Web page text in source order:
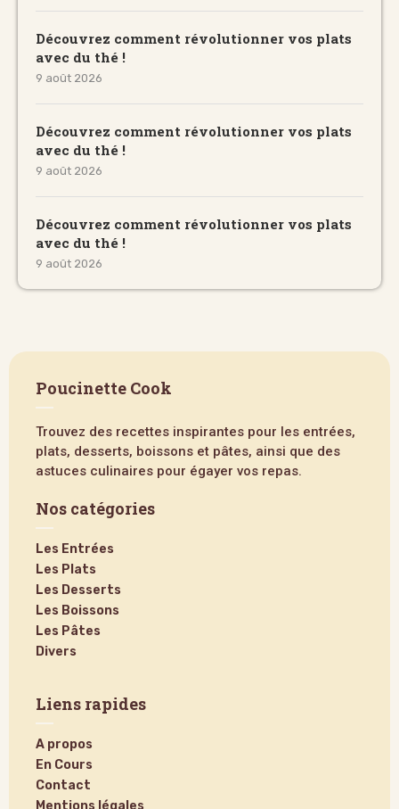
Découvrez comment révolutionner vos plats
avec du thé !
9 août 2026
Découvrez comment révolutionner vos plats
avec du thé !
9 août 2026
Découvrez comment révolutionner vos plats
avec du thé !
9 août 2026
Poucinette Cook
Trouvez des recettes inspirantes pour les entrées,
plats, desserts, boissons et pâtes, ainsi que des
astuces culinaires pour égayer vos repas.
Nos catégories
Les Entrées
Les Plats
Les Desserts
Les Boissons
Les Pâtes
Divers
Liens rapides
A propos
En Cours
Contact
Mentions légales